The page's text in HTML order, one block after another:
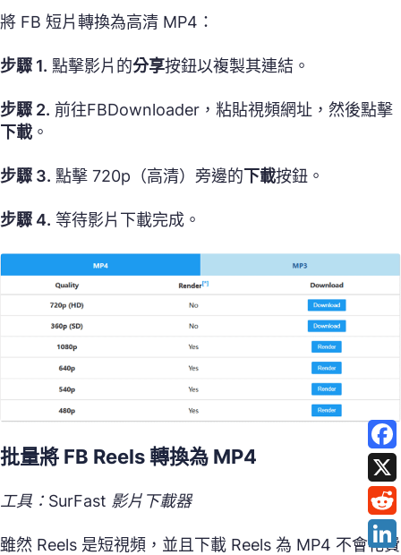
將 FB 短片轉換為高清 MP4：
步驟 1. 點擊影片的分享按鈕以複製其連結。
步驟 2. 前往FBDownloader，粘貼視頻網址，然後點擊
下載 。
步驟 3. 點擊 720p（高清）旁邊的下載按鈕。
步驟 4. 等待影片下載完成。
批量將 FB Reels 轉換為 MP4
工具：SurFast 影片下載器
雖然 Reels 是短視頻，並且下載 Reels 為 MP4 不會花費